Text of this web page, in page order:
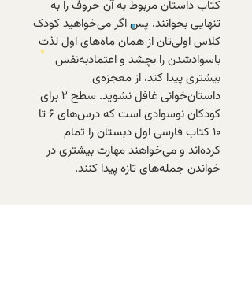
کتاب داستان مربوط به آن حروف را به
تنهایی بخوانند. پس اگر می‌خواهید کودک
کلاس اولی‌تان از همان ماه‌های اول لذت
باسوادشدن را بچشد و اعتمادبه‌نفس
بیشتری پیدا کند، از معجزه‌ی
داستان‌خوانی غافل نشوید. سطح ۲ برای
کودکان نوسوادی است که درس‌های ۶ تا
۱۰ کتاب فارسی اول دبستان را تمام
کرده‌اند و می‌خواهند مهارت بیشتری در
خواندن جمله‌های تازه پیدا کنند.